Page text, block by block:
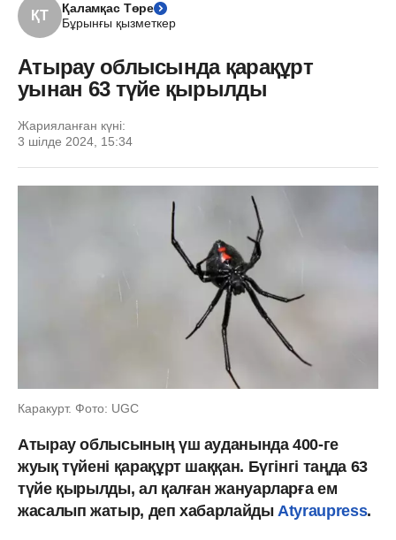
ҚТ
Қаламқас Төре
Бұрынғы қызметкер
Атырау облысында қарақұрт
уынан 63 түйе қырылды
Жарияланған күні:
3 шілде 2024, 15:34
Каракурт. Фото: UGC
Атырау облысының үш ауданында 400-ге
жуық түйені қарақұрт шаққан. Бүгінгі таңда 63
түйе қырылды, ал қалған жануарларға ем
жасалып жатыр, деп хабарлайды Atyraupress.